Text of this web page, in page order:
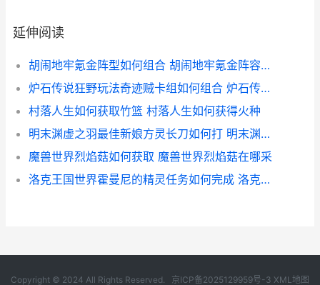
延伸阅读
胡闹地牢氪金阵型如何组合 胡闹地牢氪金阵容最新
炉石传说狂野玩法奇迹贼卡组如何组合 炉石传说狂野玩什么卡
村落人生如何获取竹篮 村落人生如何获得火种
明末渊虚之羽最佳新娘方灵长刀如何打 明末渊虚之羽最新版本是多少
魔兽世界烈焰菇如何获取 魔兽世界烈焰菇在哪采
洛克王国世界霍曼尼的精灵任务如何完成 洛克王国里面的
Copyright © 2024 All Rights Reserved. 京ICP备2025129959号-3 XML地图